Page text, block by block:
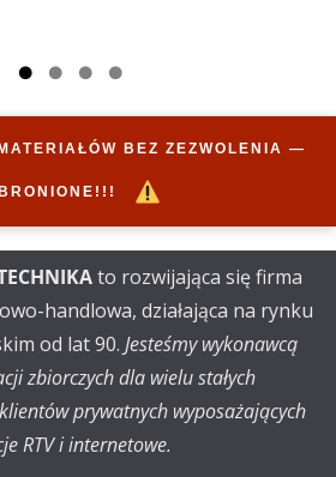
BEZ ZEZWOLENIA —
to rozwijająca się firma
handlowa, działająca na rynku
od lat 90. Jesteśmy wykonawcą
zbiorczych dla wielu stałych
prywatnych wyposażających
RTV i internetowe.